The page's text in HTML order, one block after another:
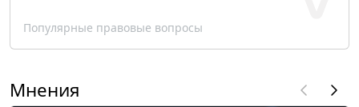
Популярные правовые вопросы
Мнения